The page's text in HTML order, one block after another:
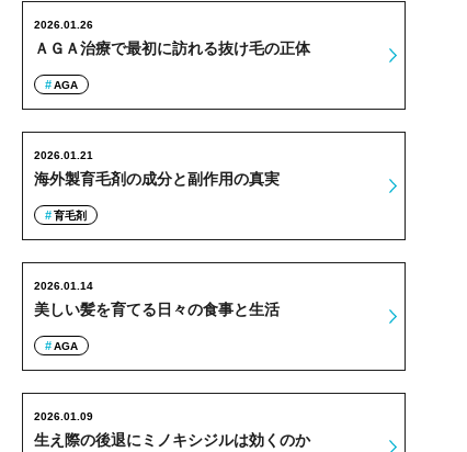
ＡＧＡ治療で最初に訪れる抜け毛の正体
2026.01.26
AGA
海外製育毛剤の成分と副作用の真実
2026.01.21
育毛剤
美しい髪を育てる日々の食事と生活
2026.01.14
AGA
生え際の後退にミノキシジルは効くのか
2026.01.09